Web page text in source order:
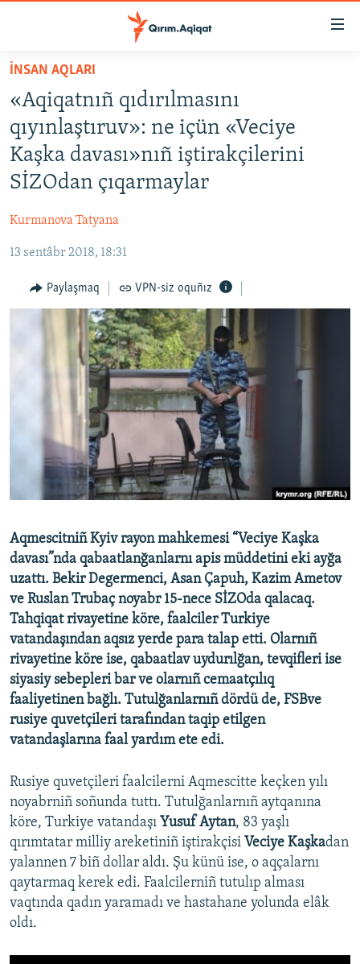
Esas
qaytmaq
Baş
navigatsiyağa
qaytmaq
Qıdıruvğa
SİYASET
İQTİSADİYAT
CEMİYET
İNSAN AQLARI
VİDEO
SÜRET
Українською
QOŞULIÑIZ!
RFE/RS bütün saytları
İNSAN AQLARI
«Aqiqatnıñ qıdırılmasını
qıyınlaştıruv»: ne içün «Veciye
Kaşka davası»nıñ iştirakçilerini
SİZOdan çıqarmaylar
Kurmanova Tatyana
13 sentâbr 2018, 18:31
Paylaşmaq VPN-siz oquñız
Aqmescitniñ Kyiv rayon mahkemesi “Veciye Kaşka
davası”nda qabaatlanğanlarnı apis müddetini eki ayğa
uzattı. Bekir Degermenci, Asan Çapuh, Kazim Ametov
ve Ruslan Trubaç noyabr 15-nece SİZOda qalacaq.
Tahqiqat rivayetine köre, faalciler Turkiye
vatandaşından aqsız yerde para talap etti. Olarnıñ
rivayetine köre ise, qabaatlav uydurılğan, tevqifleri ise
siyasiy sebepleri bar ve olarnıñ cemaatçılıq
faaliyetinen bağlı. Tutulğanlarnıñ dördü de, FSBve
rusiye quvetçileri tarafından taqip etilgen
vatandaşlarına faal yardım ete edi.
Rusiye quvetçileri faalcilerni Aqmescitte keçken yılı
noyabrniñ soñunda tuttı. Tutulğanlarnıñ aytqanına
köre, Turkiye vatandaşı Yusuf Aytan, 83 yaşlı
qırımtatar milliy areketiniñ iştirakçisi Veciye Kaşkadan
yalannen 7 biñ dollar aldı. Şu künü ise, o aqçalarnı
qaytarmaq kerek edi. Faalcilerniñ tutulıp alması
vaqtında qadın yaramadı ve hastahane yolunda elâk
oldı.